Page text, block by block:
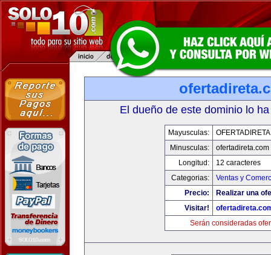
El dueño de este dominio lo
Mayusculas:
Minusculas:
ofertadireta.com
Longitud:
12 caracteres
Categorias:
Ventas y
Precio:
Realizar una
Visitar!
Serán consideradas